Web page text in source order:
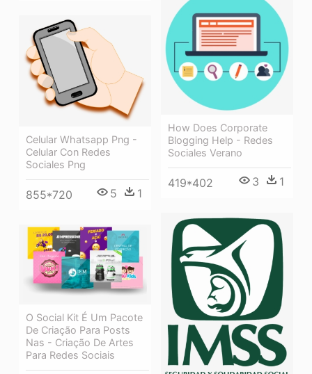
How Does Corporate
Blogging Help - Redes
Sociales Verano
419*402 3 1
Celular Whatsapp Png -
Celular Con Redes
Sociales Png
855*720 5 1
O Social Kit É Um Pacote
De Criação Para Posts
Nas - Criação De Artes
Para Redes Sociais